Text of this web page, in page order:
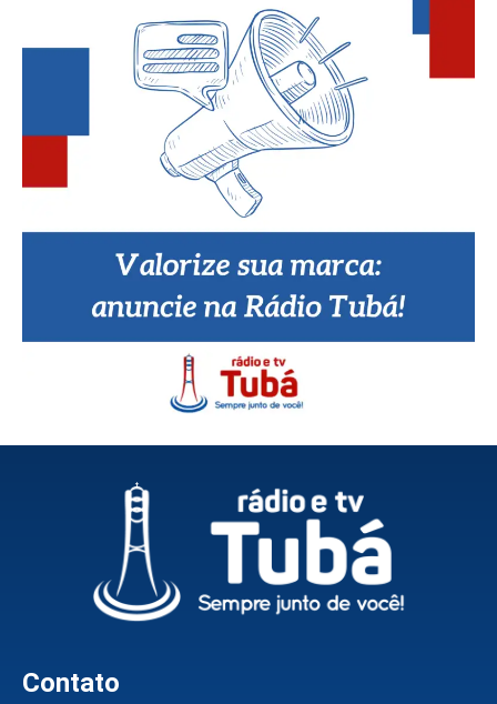
Contato